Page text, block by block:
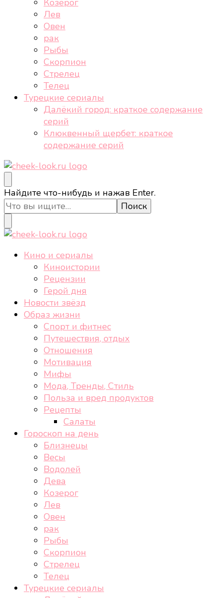
Козерог
Лев
Овен
рак
Рыбы
Скорпион
Стрелец
Телец
Турецкие сериалы
Далёкий город: краткое содержание
серий
Клюквенный щербет: краткое
содержание серий
cheek-look.ru
Женский сайт о звездах и кино, а также трендах,
здоровом образе жизни, спорте, стиле, отдыхе и
еде.
Ищите
что-
то?
Найдите что-нибудь и нажав Enter.
cheek-look.ru
Женский сайт о звездах и кино, а также трендах,
здоровом образе жизни, спорте, стиле, отдыхе и
Кино и сериалы
Киноистории
Рецензии
Герой дня
Новости звёзд
Образ жизни
Спорт и фитнес
Путешествия, отдых
Отношения
Мотивация
Мифы
Мода, Тренды, Стиль
Польза и вред продуктов
Рецепты
Салаты
Гороскоп на день
Близнецы
Весы
Водолей
Дева
Козерог
Лев
Овен
рак
Рыбы
Скорпион
Стрелец
Телец
Турецкие сериалы